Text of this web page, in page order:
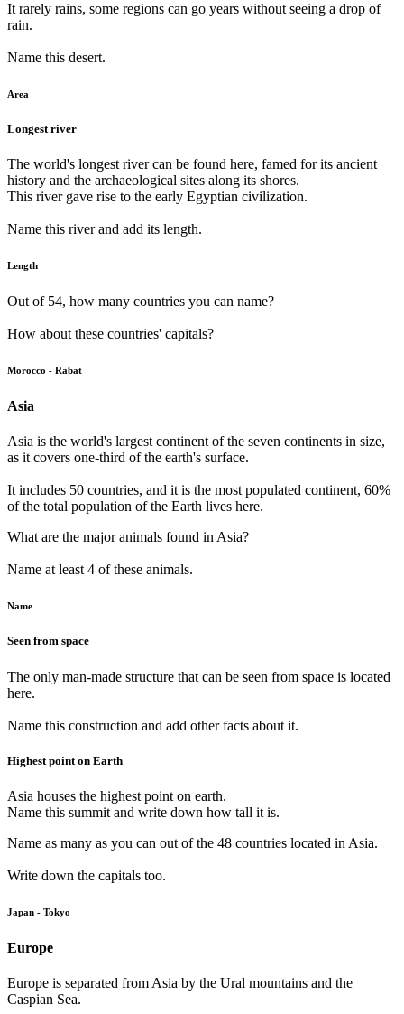
It rarely rains, some regions can go years without seeing a drop of
rain.
Name this desert.
Area
Longest river
The world's longest river can be found here, famed for its ancient
history and the archaeological sites along its shores.
This river gave rise to the early Egyptian civilization.
Name this river and add its length.
Length
Out of 54, how many countries you can name?
How about these countries' capitals?
Morocco - Rabat
Asia
Asia is the world's largest continent of the seven continents in size,
as it covers one-third of the earth's surface.
It includes 50 countries, and it is the most populated continent, 60%
of the total population of the Earth lives here.
What are the major animals found in Asia?
Name at least 4 of these animals.
Name
Seen from space
The only man-made structure that can be seen from space is located
here.
Name this construction and add other facts about it.
Highest point on Earth
Asia houses the highest point on earth.
Name this summit and write down how tall it is.
Name as many as you can out of the 48 countries located in Asia.
Write down the capitals too.
Japan - Tokyo
Europe
Europe is separated from Asia by the Ural mountains and the
Caspian Sea.